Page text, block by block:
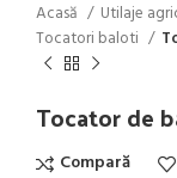
Acasă Utilaje
Tocatori baloti
Tocator de
Compară